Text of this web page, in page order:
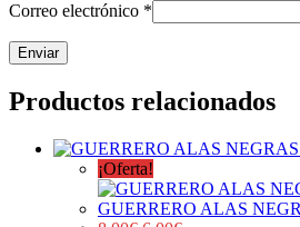
Correo electrónico *
Productos relacionados
¡Oferta!
GUERRERO ALAS